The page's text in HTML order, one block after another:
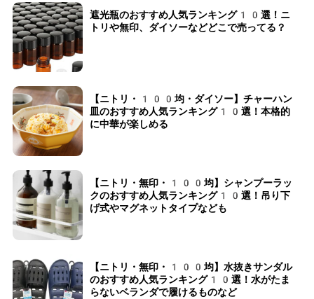
遮光瓶のおすすめ人気ランキング10選！ニ
トリや無印、ダイソーなどどこで売ってる？
【ニトリ・100均・ダイソー】チャーハン
皿のおすすめ人気ランキング10選！本格的
に中華が楽しめる
【ニトリ・無印・100均】シャンプーラッ
クのおすすめ人気ランキング10選！吊り下
げ式やマグネットタイプなども
【ニトリ・無印・100均】水抜きサンダル
のおすすめ人気ランキング10選！水がたま
らないベランダで履けるものなど